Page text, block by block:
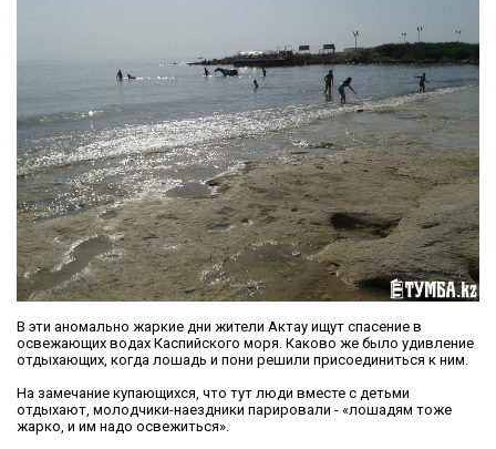
В эти аномально жаркие дни жители Актау ищут спасение в
освежающих водах Каспийского моря. Каково же было удивление
отдыхающих, когда лошадь и пони решили присоединиться к ним.
На замечание купающихся, что тут люди вместе с детьми
отдыхают, молодчики-наездники парировали - «лошадям тоже
жарко, и им надо освежиться».